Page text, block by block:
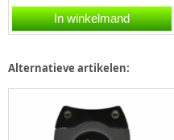
Black/Black is voorzien
van twee snijmessen
In winkelmand
Alternatieve artikelen: